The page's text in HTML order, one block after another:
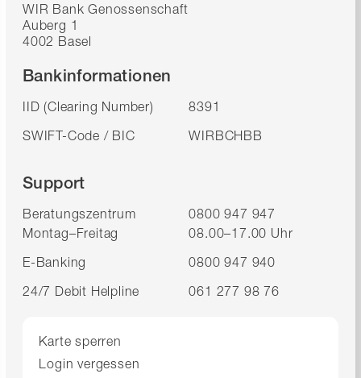
WIR Bank Genossenschaft
Auberg 1
4002 Basel
Bankinformationen
IID (Clearing Number)
8391
SWIFT-Code / BIC
WIRBCHBB
Support
Beratungszentrum
0800 947 947
Montag–Freitag
08.00–17.00 Uhr
E-Banking
0800 947 940
24/7 Debit Helpline
061 277 98 76
Karte sperren
Login vergessen